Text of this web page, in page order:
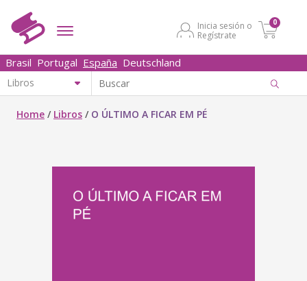
Inicia sesión o
Regístrate
0
Brasil Portugal España Deutschland
Home / Libros / O ÚLTIMO A FICAR EM PÉ